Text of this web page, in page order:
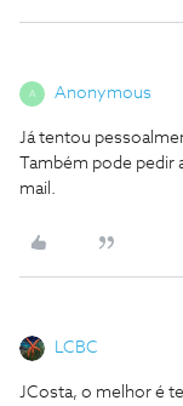
A Anonymous
Já tentou
Também pode pedir
mail.
LCBC
JCosta, o melhor é